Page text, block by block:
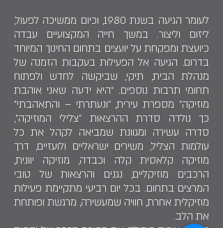
לעומר הגיעה בשנת 1980, וכיום ממשיכה לפעול,
ליזום וליצור. במשך חייה המקצועיים עבדה
כיועצת ומפקחת על יועצים בתחום החינוך המיוחד
בדרום. הגיעה אל הפעילות בעקבות הזמנה של
מנהלת הבית, תיקי, שביקשה לחדש ולפתוח
תחומי תרבות נוספים. “היא ידעה שאני אוהבת
מוזיקה” מספרת עירית, “ונעתרתי – והתאהבתי”
כך נולדה סדרת ההרצאות "צלילי המוזיקה”,
סדרה עשירה ומגוונת שמביאה לקהל את כל
עולמות הצליל, משירים ישראליים ולועזיים, דרך
מוזיקה קלאסית קלה וכבדה, מוזיקה יוונית,
הרכבים מוזיקליים, נגנים והרצאות של טובי
המרצים בתחום. בכל יום רביעי מתקיימת פעילות
מוזיקלית אחרת, חוויה שמעשירה, מרגשת ופותחת
את הלב.